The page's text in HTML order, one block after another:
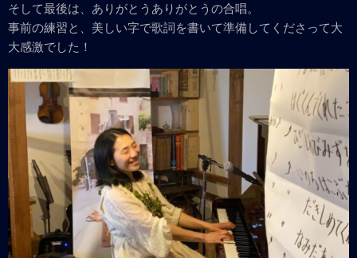
そして最後は、ありがとうありがとうの合唱。
事前の練習と、美しい字で歌詞を書いて準備してくださって大
大感激でした！